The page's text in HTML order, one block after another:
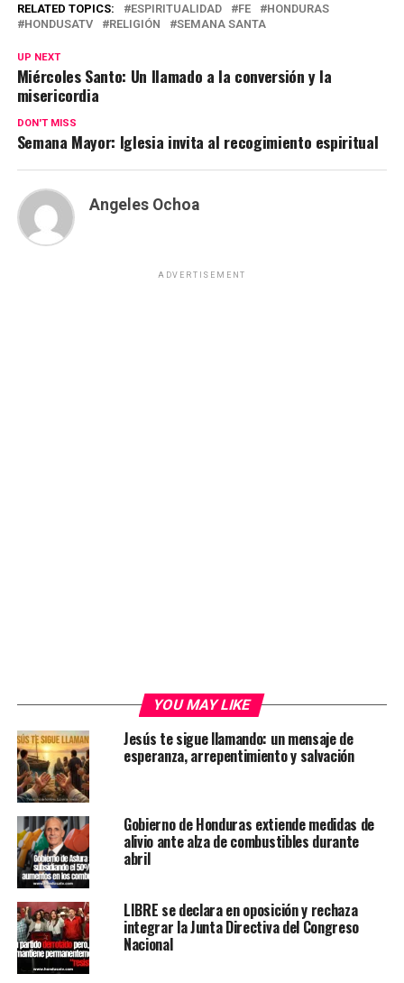
RELATED TOPICS: ESPIRITUALIDAD FE
HONDURAS
HONDUSATV
RELIGIÓN SEMANA SANTA
UP NEXT
Miércoles Santo: Un llamado a la conversión y la
misericordia
DON'T MISS
Semana Mayor: Iglesia invita al recogimiento espiritual
Angeles Ochoa
ADVERTISEMENT
YOU MAY LIKE
Jesús te sigue llamando: un mensaje de
esperanza, arrepentimiento y salvación
Gobierno de Honduras extiende medidas de
alivio ante alza de combustibles durante
abril
LIBRE se declara en oposición y rechaza
integrar la Junta Directiva del Congreso
Nacional